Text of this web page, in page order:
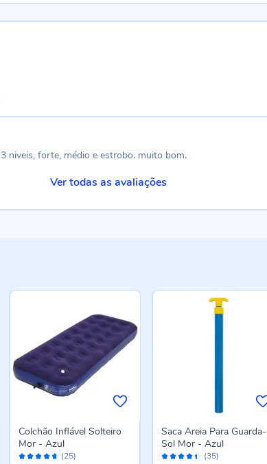
niveis, forte, médio e estrobo. muito bom.
Ver todas as avaliações
Avaliação: (25)
Colchão Inflável Solteiro
Mor - Azul
Avaliação: (35)
Saca Areia Para Guarda-
Sol Mor - Azul